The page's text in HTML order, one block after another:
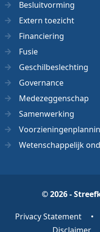
Besluitvorming
Extern toezicht
Financiering
Fusie
Geschilbeslechting
Governance
Medezeggenschap
Samenwerking
Wetenschappelijk
© 2026 -
Privacy Statement